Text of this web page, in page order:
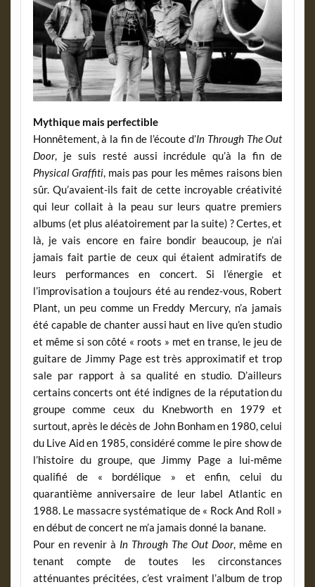
Mythique mais perfectible
Honnêtement, à la fin de l’écoute d’In Through The Out
Door, je suis resté aussi incrédule qu’à la fin de
Physical Graffiti, mais pas pour les mêmes raisons bien
sûr. Qu’avaient-ils fait de cette incroyable créativité
qui leur collait à la peau sur leurs quatre premiers
albums (et plus aléatoirement par la suite) ? Certes, et
là, je vais encore en faire bondir beaucoup, je n’ai
jamais fait partie de ceux qui étaient admiratifs de
leurs performances en concert. Si l’énergie et
l’improvisation a toujours été au rendez-vous, Robert
Plant, un peu comme un Freddy Mercury, n’a jamais
été capable de chanter aussi haut en live qu’en studio
et même si son côté « roots » met en transe, le jeu de
guitare de Jimmy Page est très approximatif et trop
sale par rapport à sa qualité en studio. D’ailleurs
certains concerts ont été indignes de la réputation du
groupe comme ceux du Knebworth en 1979 et
surtout, après le décès de John Bonham en 1980, celui
du Live Aid en 1985, considéré comme le pire show de
l’histoire du groupe, que Jimmy Page a lui-même
qualifié de « bordélique » et enfin, celui du
quarantième anniversaire de leur label Atlantic en
1988. Le massacre systématique de « Rock And Roll »
en début de concert ne m’a jamais donné la banane.
Pour en revenir à In Through The Out Door, même en
tenant compte de toutes les circonstances
atténuantes précitées, c’est vraiment l’album de trop